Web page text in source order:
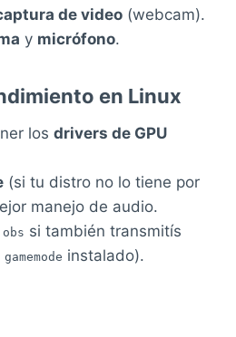
de video (webcam).
y micrófono.
en Linux
los drivers de GPU
(si tu distro no lo tiene por
manejo de audio.
obs si también transmitís
gamemode instalado).